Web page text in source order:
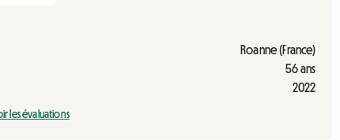
Roanne (France)
56 ans
2022
les évaluations